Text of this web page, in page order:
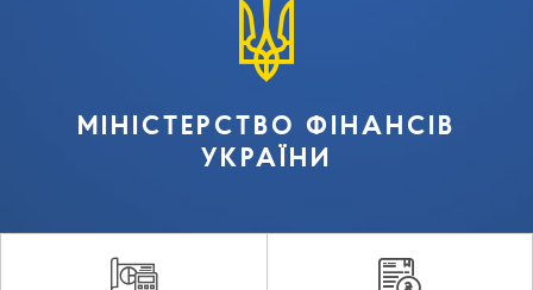
МІНІСТЕРСТВО ФІНАНСІВ
УКРАЇНИ